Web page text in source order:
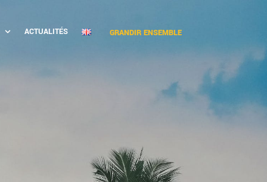
ACTUALITÉS GRANDIR ENSEMBLE